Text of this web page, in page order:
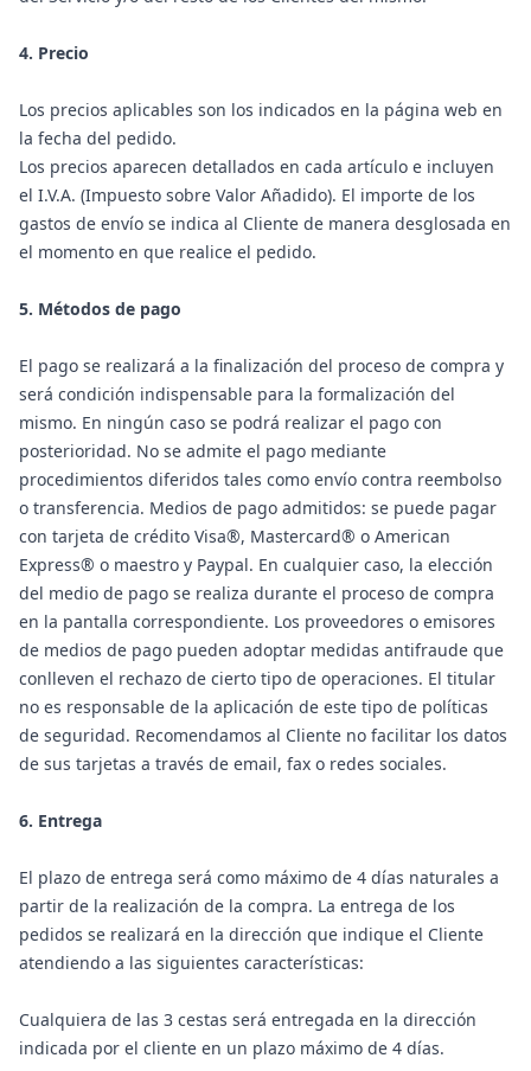
4. Precio
Los precios aplicables son los indicados en la página web en
la fecha del pedido.
Los precios aparecen detallados en cada artículo e incluyen
el I.V.A. (Impuesto sobre Valor Añadido). El importe de los
gastos de envío se indica al Cliente de manera desglosada en
el momento en que realice el pedido.
5. Métodos de pago
El pago se realizará a la finalización del proceso de compra y
será condición indispensable para la formalización del
mismo. En ningún caso se podrá realizar el pago con
posterioridad. No se admite el pago mediante
procedimientos diferidos tales como envío contra reembolso
o transferencia. Medios de pago admitidos: se puede pagar
con tarjeta de crédito Visa®, Mastercard® o American
Express® o maestro y Paypal. En cualquier caso, la elección
del medio de pago se realiza durante el proceso de compra
en la pantalla correspondiente. Los proveedores o emisores
de medios de pago pueden adoptar medidas antifraude que
conlleven el rechazo de cierto tipo de operaciones. El titular
no es responsable de la aplicación de este tipo de políticas
de seguridad. Recomendamos al Cliente no facilitar los datos
de sus tarjetas a través de email, fax o redes sociales.
6. Entrega
El plazo de entrega será como máximo de 4 días naturales a
partir de la realización de la compra. La entrega de los
pedidos se realizará en la dirección que indique el Cliente
atendiendo a las siguientes características:
Cualquiera de las 3 cestas será entregada en la dirección
indicada por el cliente en un plazo máximo de 4 días.